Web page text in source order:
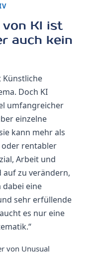
von KI ist
auch kein
Künstliche
Doch KI
umfangreicher
einzelne
kann mehr als
oder rentabler
Arbeit und
zu verändern,
eine
sehr erfüllende
es nur eine
von Unusual